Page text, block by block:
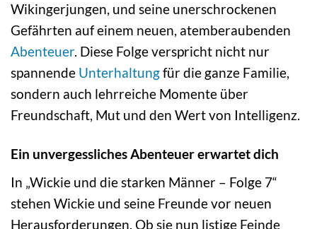
Wikingerjungen, und seine unerschrockenen
Gefährten auf einem neuen, atemberaubenden
Abenteuer. Diese Folge verspricht nicht nur
spannende Unterhaltungfür die ganze Familie,
sondern auch lehrreiche Momente über
Freundschaft, Mut und den Wert von Intelligenz.
Ein unvergessliches Abenteuer erwartet dich
In „Wickie und die starken Männer – Folge 7“
stehen Wickie und seine Freunde vor neuen
Herausforderungen. Ob sie nun listige Feinde